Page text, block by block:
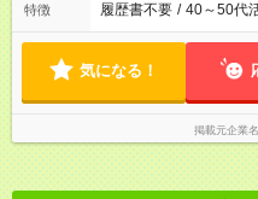
特徴 履歴書不要 / 40～50代
気になる！
掲載元企業名